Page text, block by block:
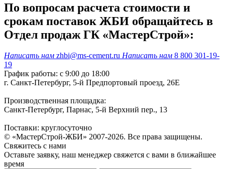
По вопросам расчета стоимости и
срокам поставок ЖБИ обращайтесь в
Отдел продаж ГК «МастерСтрой»:
Написать нам zhbi@ms-cement.ru Написать нам 8 800 301-19-
19
График работы: с 9:00 до 18:00
г. Санкт-Петербург, 5-й Предпортовый проезд, 26Е
Производственная площадка:
Санкт-Петербург, Парнас, 5-й Верхний пер., 13
Поставки: круглосуточно
© «МастерСтрой-ЖБИ» 2007-2026. Все права защищены.
Свяжитесь с нами
Оставьте заявку, наш менеджер свяжется с вами в ближайшее
время